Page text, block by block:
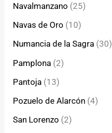
Navalmanzano (25)
Navas de Oro (10)
Numancia de la Sagra (30)
Pamplona (2)
Pantoja (13)
Pozuelo de Alarcón (4)
San Lorenzo (2)